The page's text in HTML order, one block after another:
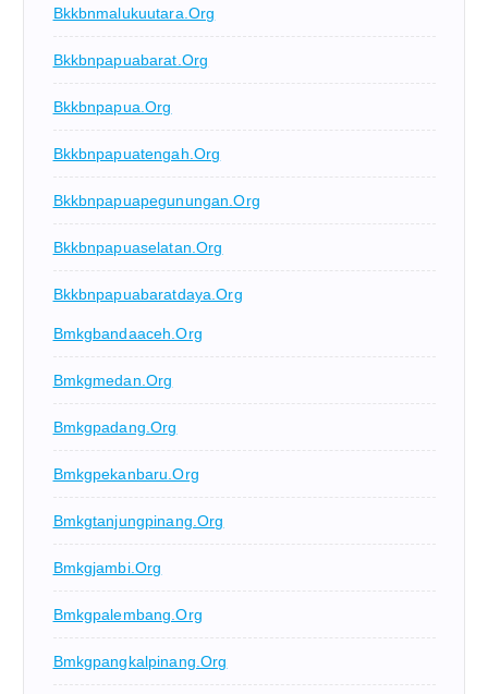
Bkkbnmalukuutara.org
Bkkbnpapuabarat.org
Bkkbnpapua.org
Bkkbnpapuatengah.org
Bkkbnpapuapegunungan.org
Bkkbnpapuaselatan.org
Bkkbnpapuabaratdaya.org
Bmkgbandaaceh.org
Bmkgmedan.org
Bmkgpadang.org
Bmkgpekanbaru.org
Bmkgtanjungpinang.org
Bmkgjambi.org
Bmkgpalembang.org
Bmkgpangkalpinang.org